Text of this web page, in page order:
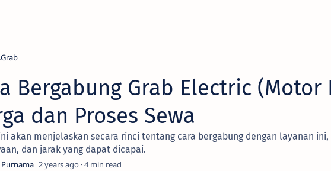
Grab
Bergabung Grab Electric (Motor
dan Proses Sewa
akan menjelaskan secara rinci tentang cara bergabung dengan layanan ini,
dan jarak yang dapat dicapai.
2 years ago 4